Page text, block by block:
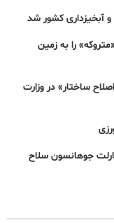
آبخیزداری کشور شد
را به زمین
ساختار» در وزارت
جوهانسون سلاح